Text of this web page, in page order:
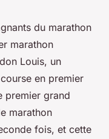
du marathon
marathon
Louis, un
en premier
premier grand
marathon
fois, et cette